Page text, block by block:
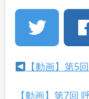
【動画】第5
【動画】第7回